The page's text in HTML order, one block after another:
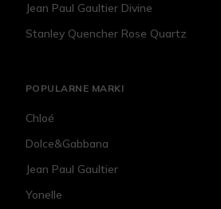
Jean Paul Gaultier Divine
Stanley Quencher Rose Quartz
POPULARNE MARKI
Chloé
Dolce&Gabbana
Jean Paul Gaultier
Yonelle